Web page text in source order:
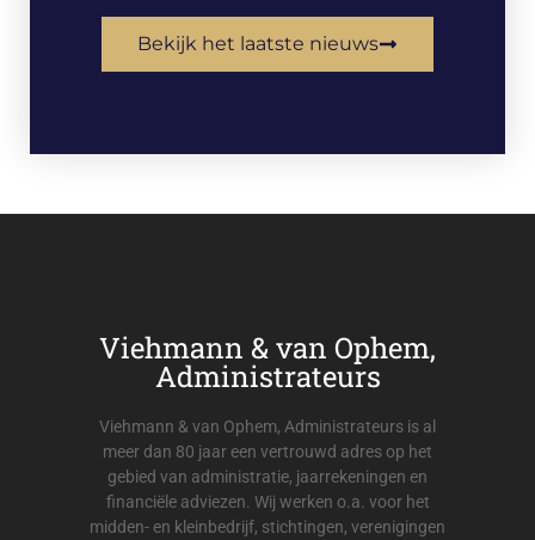
Bekijk het laatste nieuws
Viehmann & van Ophem,
Administrateurs
Viehmann & van Ophem, Administrateurs is al
meer dan 80 jaar een vertrouwd adres op het
gebied van administratie, jaarrekeningen en
financiële adviezen. Wij werken o.a. voor het
midden- en kleinbedrijf, stichtingen, verenigingen